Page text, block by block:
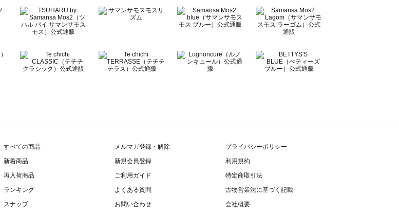
すべての商品
新着商品
再入荷商品
ランキング
スナップ
メルマガ登録・解除
新規会員登録
ご利用ガイド
よくある質問
お問い合わせ
プライバシーポリシー
利用規約
特定商取引法
古物営業法に基づく記載
会社概要